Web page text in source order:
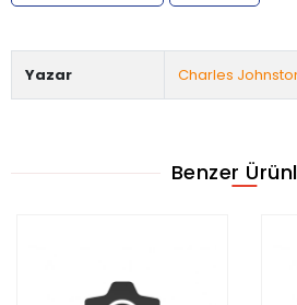
Yazar Charles
Benzer